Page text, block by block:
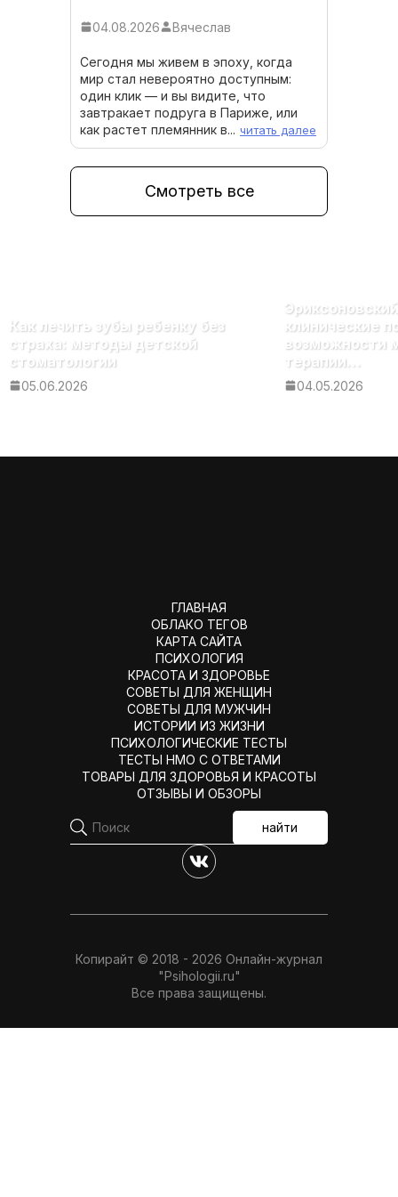
Смотреть все
04.08.2026 Вячеслав
Сегодня мы живем в эпоху, когда
мир стал невероятно доступным:
один клик — и вы видите, что
завтракает подруга в Париже, или
как растет племянник в... читать далее
Как лечить зубы ребенку без
страха: методы детской
стоматологии
05.06.2026
клинические
возможности
терапии…
04.05.2026
ГЛАВНАЯ
ОБЛАКО ТЕГОВ
КАРТА САЙТА
ПСИХОЛОГИЯ
КРАСОТА И ЗДОРОВЬЕ
СОВЕТЫ ДЛЯ ЖЕНЩИН
СОВЕТЫ ДЛЯ МУЖЧИН
ИСТОРИИ ИЗ ЖИЗНИ
ПСИХОЛОГИЧЕСКИЕ ТЕСТЫ
ТЕСТЫ НМО С ОТВЕТАМИ
ТОВАРЫ ДЛЯ ЗДОРОВЬЯ И КРАСОТЫ
ОТЗЫВЫ И ОБЗОРЫ
найти
Копирайт © 2018 - 2026 Онлайн-журнал
"Psihologii.ru"
Все права защищены.